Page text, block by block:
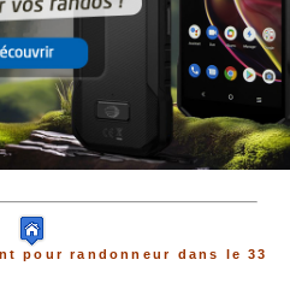
pour randonneur dans le 33